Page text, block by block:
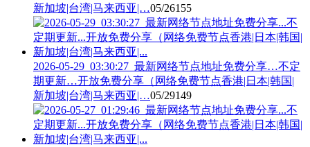
新加坡|台湾|马来西亚|…05/26155
2026-05-29_03:30:27_最新网络节点地址免费分享…不定
期更新…开放免费分享（网络免费节点香港|日本|韩国|
新加坡|台湾|马来西亚|…05/29149